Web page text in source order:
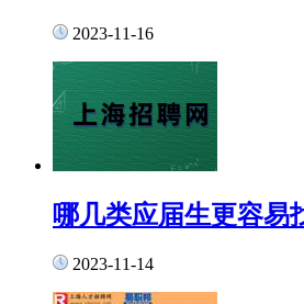
2023-11-16
哪几类应届生更容易
2023-11-14